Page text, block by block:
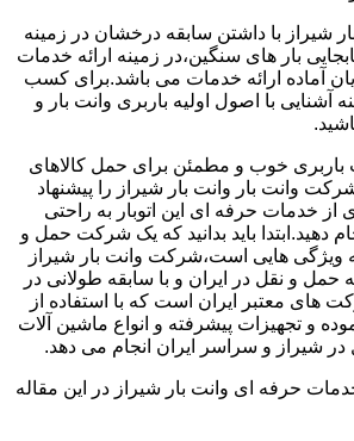
شیراز با داشتن سابقه درخشان در زمینه
بار های سنگین،در زمینه ارائه خدمات
آماده ارائه خدمات می باشد.برای کسب
آشنایی با اصول اولیه باربری وانت بار و
باربری خوب و مطمئن برای حمل کالاهای
وانت بار وانت بار شیراز را پیشنهاد
از خدمات حرفه ای این اتوبار به راحتی
دهید.ابتدا باید بدانید که یک شرکت حمل و
ویژگی هایی است،شرکت وانت بار شیراز
و نقل در ایران و با سابقه طولانی در
های معتبر ایران است که با استفاده از
و تجهیزات پیشرفته و انواع ماشین آلات
شیراز و سراسر ایران انجام می دهد.
حرفه ای وانت بار شیراز در این مقاله